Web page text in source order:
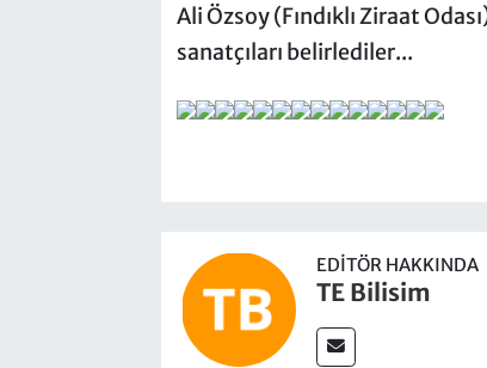
Ali Özsoy (Fındıklı Ziraat
sanatçıları belirlediler...
EDITÖR HAKKINDA
TE Bilisim